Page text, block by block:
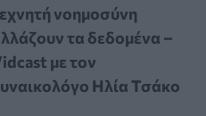
νοημοσύνη
τα δεδομένα –
με τον
Ηλία Τσάκο